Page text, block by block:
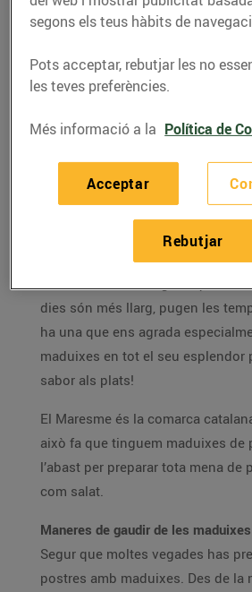
GASTRONOMIA I
Ja és temps de
maduixes!
27/d’abril/2022
El color i gust irresistibles
convertit en una de les més
Entre les moltes alegries que ens
dies són més llarg, pugen les
ha una que ens agrada
maduixes en tot el seu esplendor
sabor als plats!
El Maresme és la comarca
això fa que tinguem maduixes de
l’abast per preparar tota mena de
com salat.
Maneres de gaudir de les maduixes
Segur que moltes vegades has
postres amb maduixes. Des de la
segons els teus hàbits de
Pots acceptar, rebutjar les no
les teves preferències.
Més informació a la Política de
Rebutjar
Acceptar